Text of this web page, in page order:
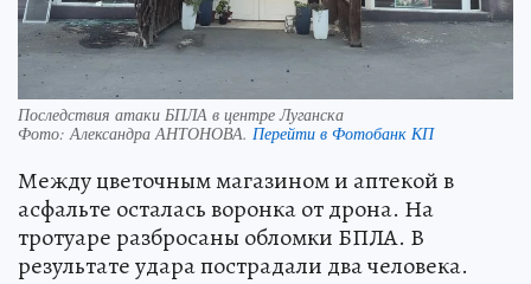
Последствия атаки БПЛА в центре Луганска
Фото:Александра АНТОНОВА. Перейти в Фотобанк КП
Между цветочным магазином и аптекой в
асфальте осталась воронка от дрона. На
тротуаре разбросаны обломки БПЛА. В
результате удара пострадали два человека.